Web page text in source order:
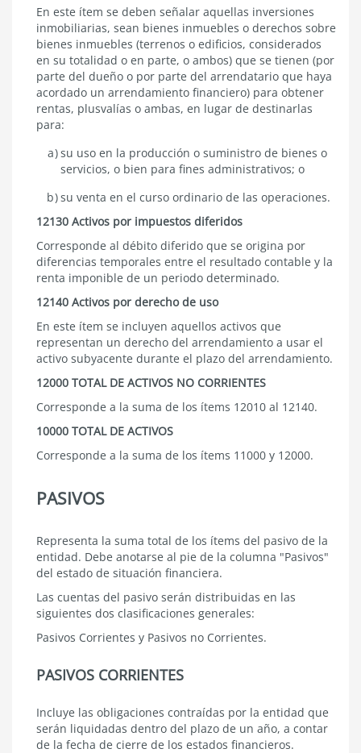
En este ítem se deben señalar aquellas inversiones
inmobiliarias, sean bienes inmuebles o derechos sobre
bienes inmuebles (terrenos o edificios, considerados
en su totalidad o en parte, o ambos) que se tienen (por
parte del dueño o por parte del arrendatario que haya
acordado un arrendamiento financiero) para obtener
rentas, plusvalías o ambas, en lugar de destinarlas
para:
su uso en la producción o suministro de bienes o
servicios, o bien para fines administrativos; o
su venta en el curso ordinario de las operaciones.
12130 Activos por impuestos diferidos
Corresponde al débito diferido que se origina por
diferencias temporales entre el resultado contable y la
renta imponible de un periodo determinado.
12140 Activos por derecho de uso
En este ítem se incluyen aquellos activos que
representan un derecho del arrendamiento a usar el
activo subyacente durante el plazo del arrendamiento.
12000 TOTAL DE ACTIVOS NO CORRIENTES
Corresponde a la suma de los ítems 12010 al 12140.
10000 TOTAL DE ACTIVOS
Corresponde a la suma de los ítems 11000 y 12000.
PASIVOS
Representa la suma total de los ítems del pasivo de la
entidad. Debe anotarse al pie de la columna "Pasivos"
del estado de situación financiera.
Las cuentas del pasivo serán distribuidas en las
siguientes dos clasificaciones generales:
Pasivos Corrientes y Pasivos no Corrientes.
PASIVOS CORRIENTES
Incluye las obligaciones contraídas por la entidad que
serán liquidadas dentro del plazo de un año, a contar
de la fecha de cierre de los estados financieros.